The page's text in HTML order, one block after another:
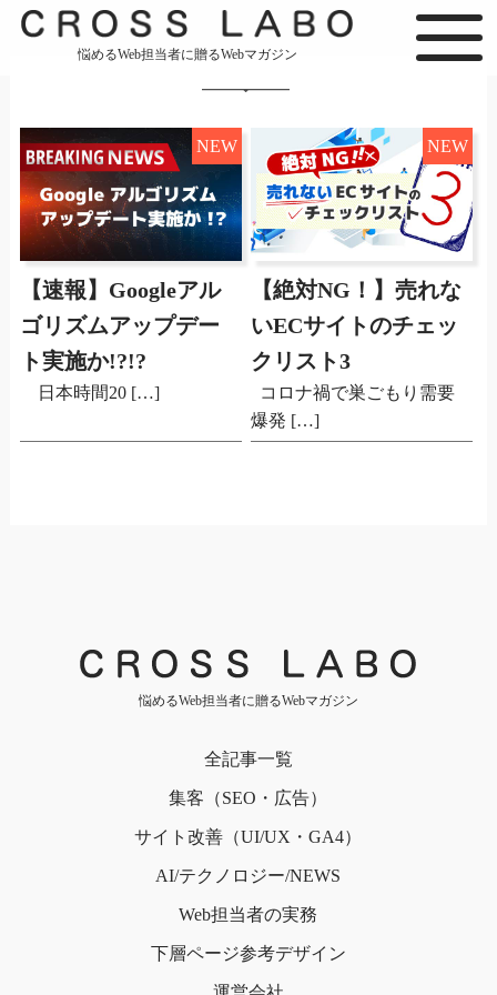
悩めるWeb担当者に贈るWebマガジン
NEW
【速報】Googleアル
ゴリズムアップデー
ト実施か!?!?
日本時間20 […]
NEW
【絶対NG！】売れな
いECサイトのチェッ
クリスト3
コロナ禍で巣ごもり需要
爆発 […]
悩めるWeb担当者に贈るWebマガジン
全記事一覧
集客（SEO・広告）
サイト改善（UI/UX・GA4）
AI/テクノロジー/NEWS
Web担当者の実務
下層ページ参考デザイン